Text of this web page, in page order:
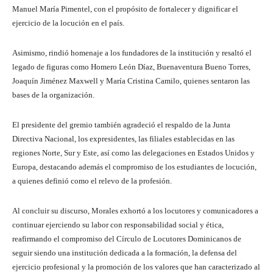
Manuel María Pimentel, con el propósito de fortalecer y dignificar el
ejercicio de la locución en el país.
Asimismo, rindió homenaje a los fundadores de la institución y resaltó el
legado de figuras como Homero León Díaz, Buenaventura Bueno Torres,
Joaquín Jiménez Maxwell y María Cristina Camilo, quienes sentaron las
bases de la organización.
El presidente del gremio también agradeció el respaldo de la Junta
Directiva Nacional, los expresidentes, las filiales establecidas en las
regiones Norte, Sur y Este, así como las delegaciones en Estados Unidos y
Europa, destacando además el compromiso de los estudiantes de locución,
a quienes definió como el relevo de la profesión.
Al concluir su discurso, Morales exhortó a los locutores y comunicadores a
continuar ejerciendo su labor con responsabilidad social y ética,
reafirmando el compromiso del Círculo de Locutores Dominicanos de
seguir siendo una institución dedicada a la formación, la defensa del
ejercicio profesional y la promoción de los valores que han caracterizado al